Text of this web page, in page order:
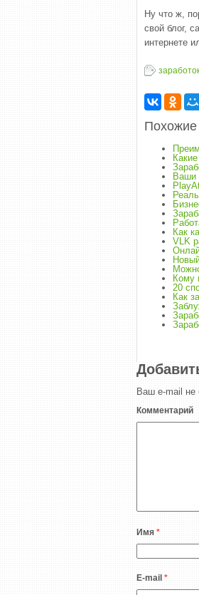
Ну что ж,
свой блог,
интернете
Похожие
Ваши
Как
VLK
Кому
20
Как
Ваш e-mail не
Комментарий
Имя *
E-mail *